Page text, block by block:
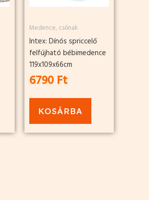
Medence, csónak
Intex: Dínós spriccelő
felfújható bébimedence
119x109x66cm
6790 Ft
KOSÁRBA